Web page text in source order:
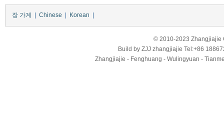
장 가계 Chinese Korean
© 2010-2023 Zhangjiajie
Build by ZJJ zhangjiajie Tel:+86
Zhangjiajie - Fenghuang - Wulingyuan -